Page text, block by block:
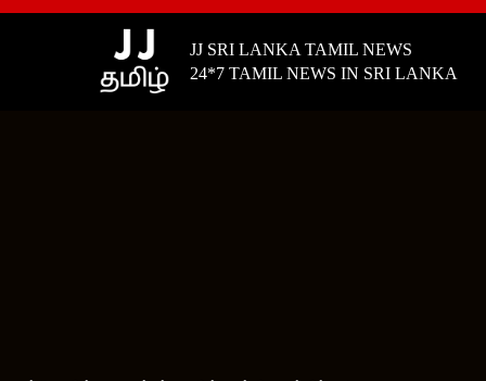
JJ SRI LANKA TAMIL NEWS
24*7 TAMIL NEWS IN SRI LANKA